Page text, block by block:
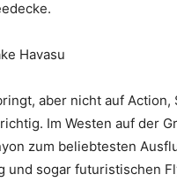
Havasu
aber nicht auf Action,
Im Westen auf der
zum beliebtesten
und sogar futuristischen